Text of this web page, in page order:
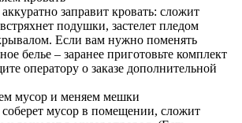
заправит кровать: сложит
подушки, застелет пледом
Если вам нужно поменять
белье – заранее приготовьте комплект
оператору о заказе дополнительной
мусор и меняем мешки
мусор в помещении, сложит